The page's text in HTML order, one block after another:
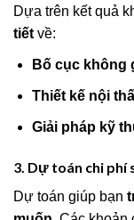
Dựa trên kết quả
tiết về:
Bố cục không
Thiết kế nội
Giải pháp kỹ
3. Dự toán chi phí
Dự toán giúp bạn